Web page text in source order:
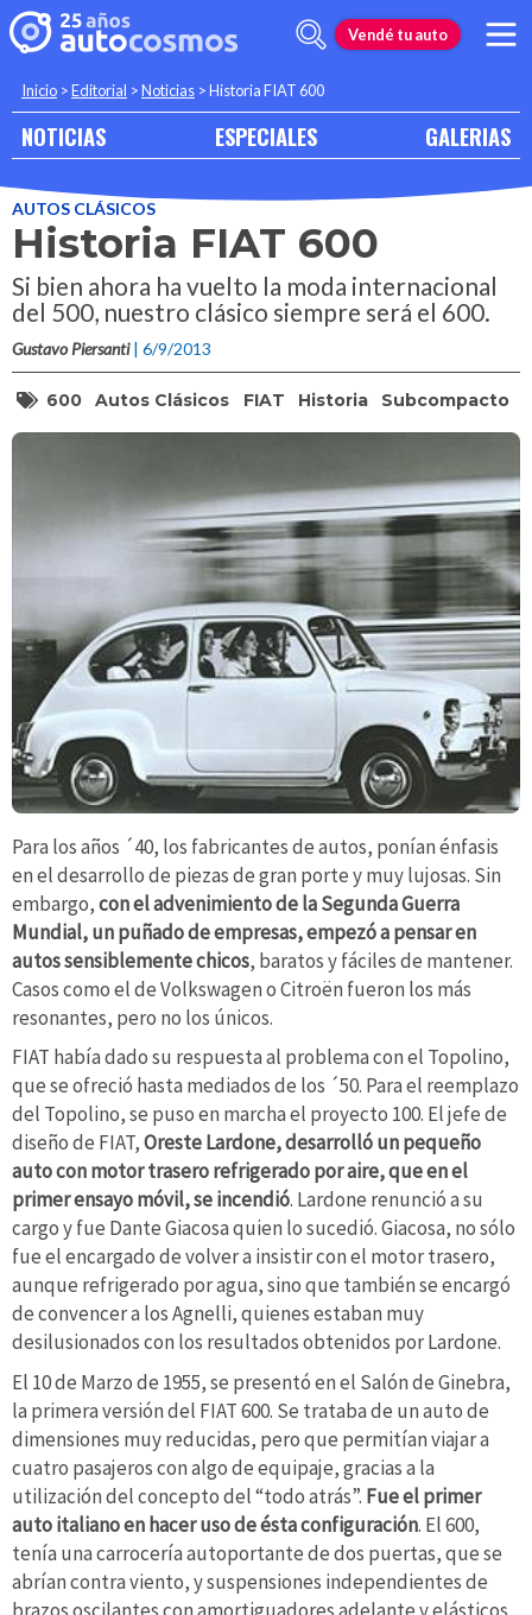
Vendé tu auto
Inicio >Editorial >Noticias >Historia FIAT 600
NOTICIAS ESPECIALES GALERIAS
AUTOS CLÁSICOS
Historia FIAT 600
Si bien ahora ha vuelto la moda internacional
del 500, nuestro clásico siempre será el 600.
Gustavo Piersanti | 6/9/2013
600 Autos Clásicos FIAT Historia Subcompacto
Para los años ´40, los fabricantes de autos, ponían énfasis
en el desarrollo de piezas de gran porte y muy lujosas. Sin
embargo,con el advenimiento de la Segunda Guerra
Mundial, un puñado de empresas, empezó a pensar en
autos sensiblemente chicos, baratos y fáciles de mantener.
Casos como el de Volkswagen o Citroën fueron los más
resonantes, pero no los únicos.
FIAT había dado su respuesta al problema con el Topolino,
que se ofreció hasta mediados de los ´50. Para el reemplazo
del Topolino, se puso en marcha el proyecto 100. El jefe de
diseño de FIAT,Oreste Lardone, desarrolló un pequeño
auto con motor trasero refrigerado por aire, que en el
primer ensayo móvil, se incendió. Lardone renunció a su
cargo y fue Dante Giacosa quien lo sucedió. Giacosa, no sólo
fue el encargado de volver a insistir con el motor trasero,
aunque refrigerado por agua, sino que también se encargó
de convencer a los Agnelli, quienes estaban muy
desilusionados con los resultados obtenidos por Lardone.
El 10 de Marzo de 1955, se presentó en el Salón de Ginebra,
la primera versión del FIAT 600. Se trataba de un auto de
dimensiones muy reducidas, pero que permitían viajar a
cuatro pasajeros con algo de equipaje, gracias a la
utilización del concepto del “todo atrás”. Fue el primer
auto italiano en hacer uso de ésta configuración. El 600,
tenía una carrocería autoportante de dos puertas, que se
abrían contra viento, y suspensiones independientes de